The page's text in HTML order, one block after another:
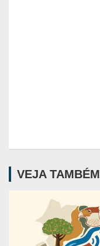
VEJA TAMBÉM